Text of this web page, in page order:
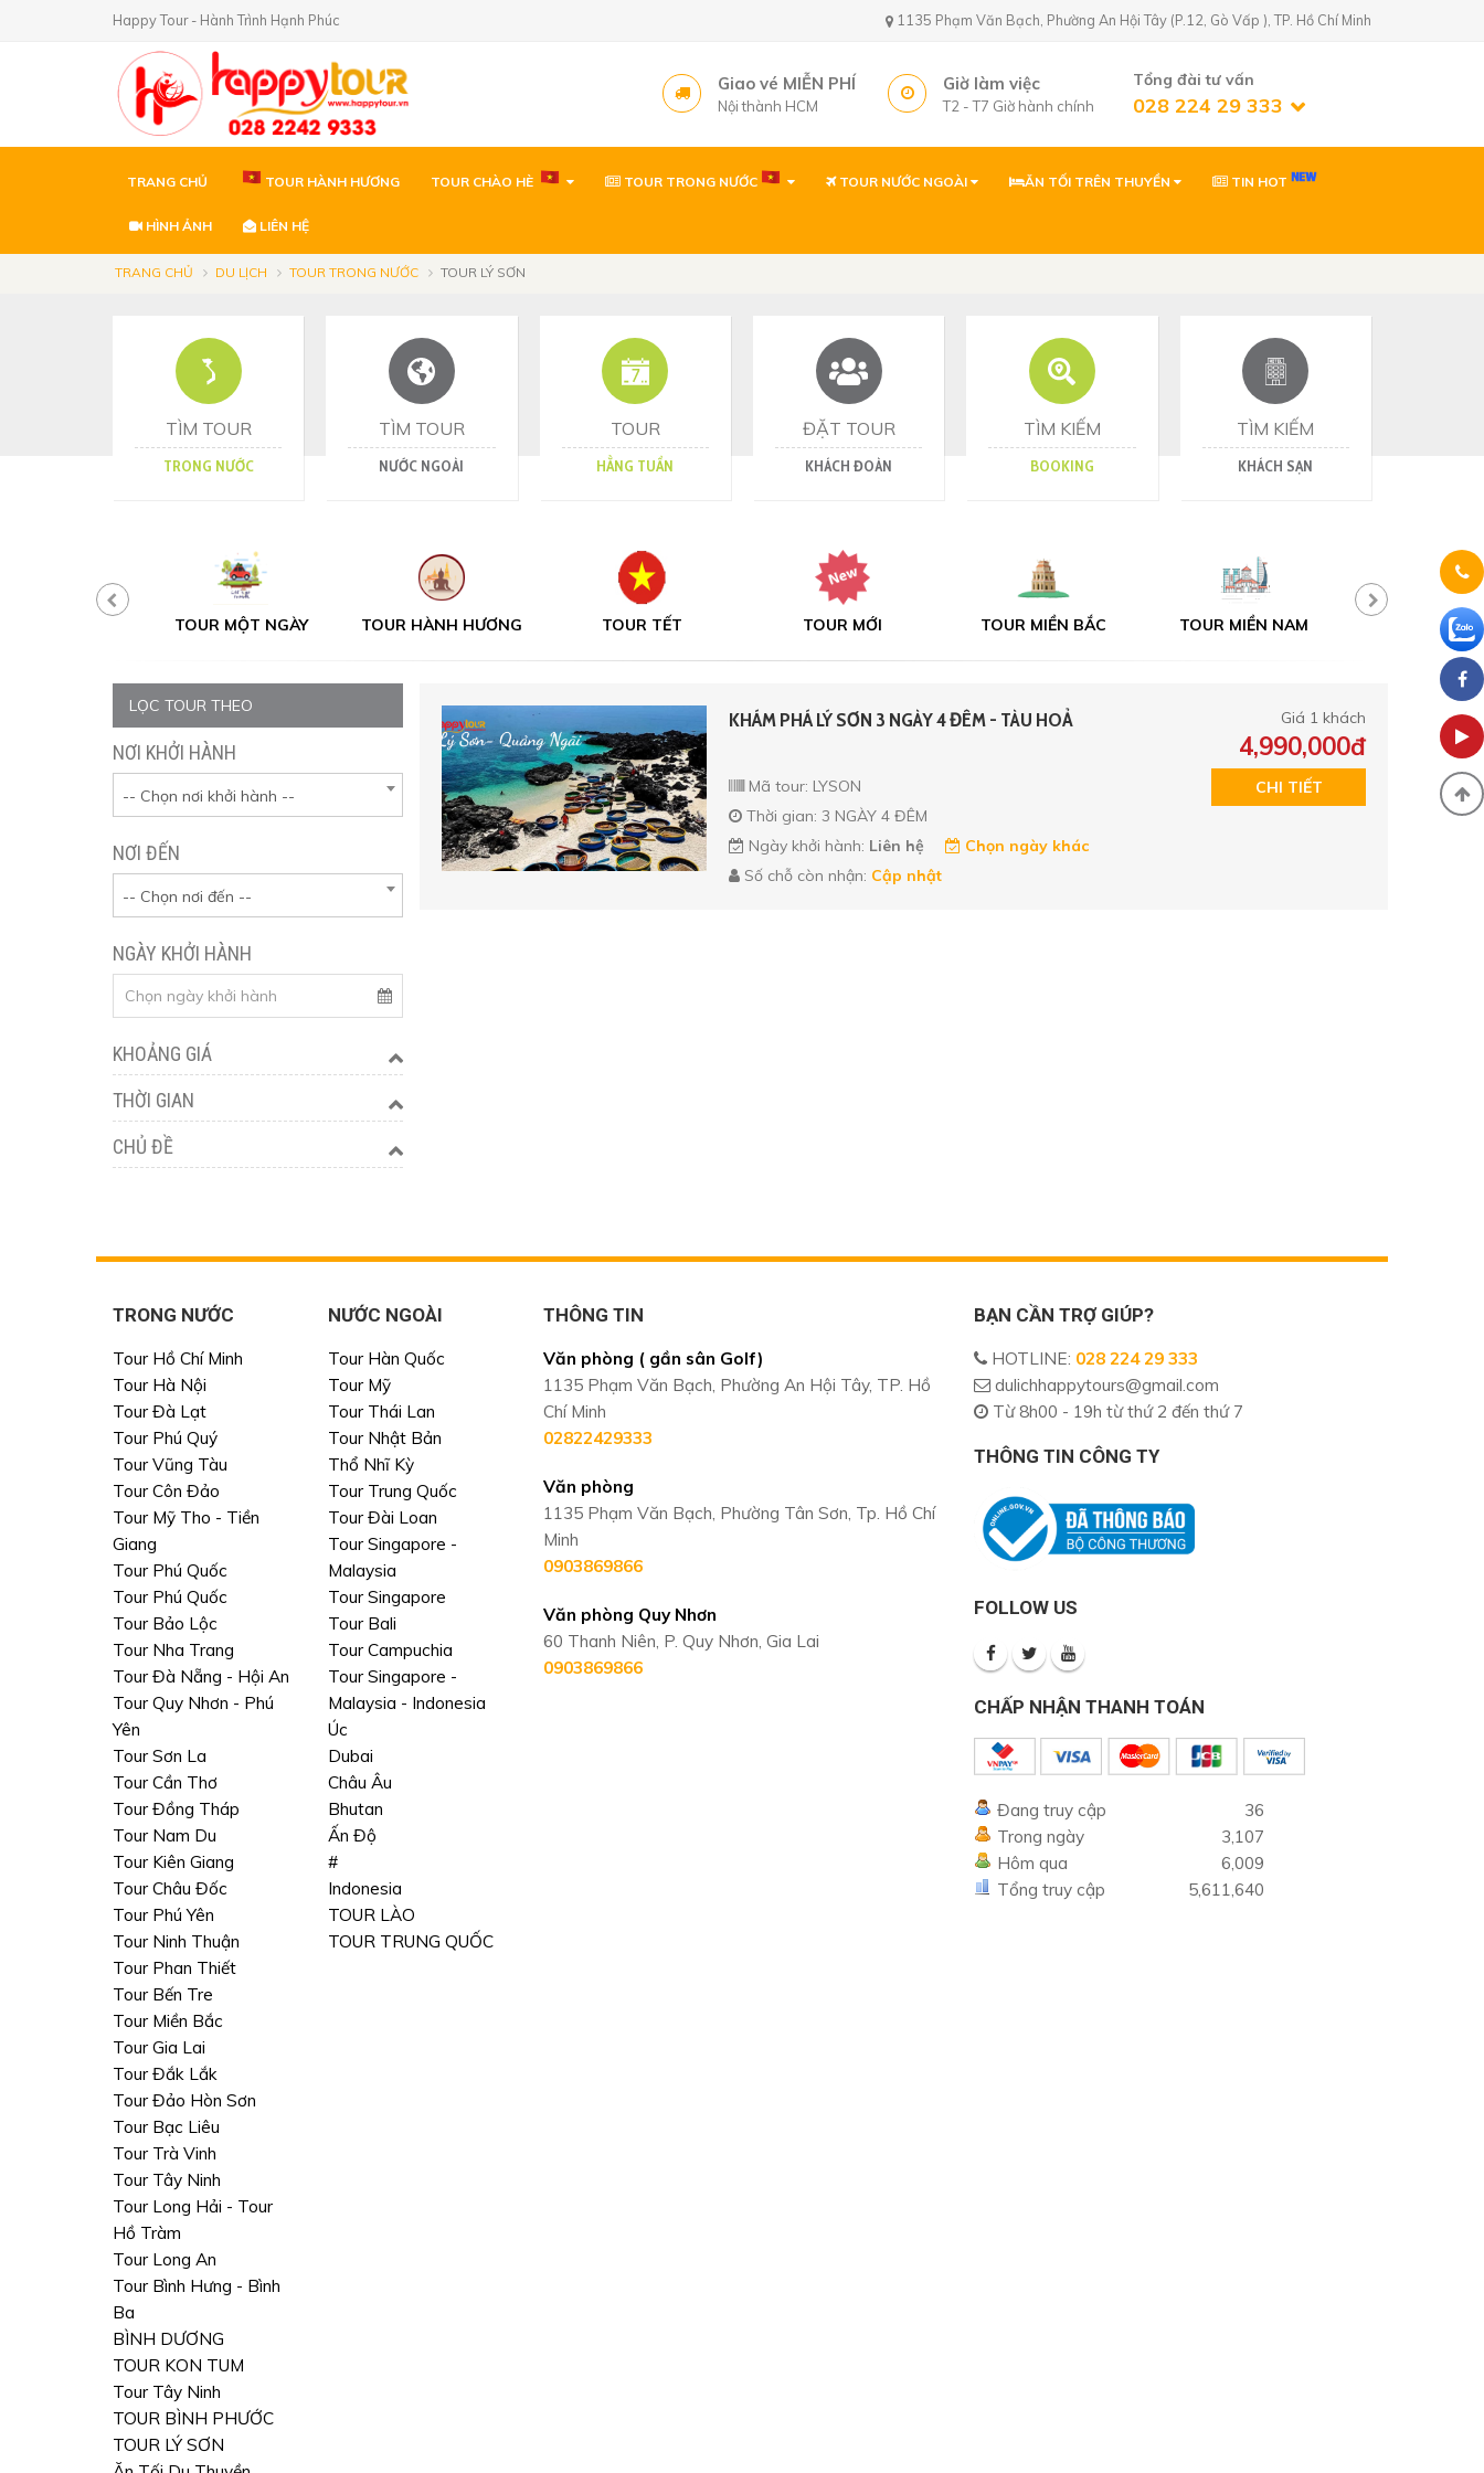
Happy Tour - Hành Trình Hạnh Phúc 1135 Phạm Văn Bạch, Phường An Hội Tây (P.12, Gò Vấp ), TP. Hồ Chí Minh
Giao vé MIỄN PHÍ
Nội thành HCM
Giờ làm việc
T2 - T7 Giờ hành chính
Tổng đài tư vấn
028 224 29 333
Văn phòng ( gần sân Golf) 02822429333
Tp. Hồ Chí Minh
Văn phòng Quy Nhơn
60 Thanh Niên, P. Quy Nhơn, Gia Lai
TRANG CHỦ TOUR HÀNH HƯƠNG TOUR CHÀO HÈ TOUR TRONG NƯỚC TOUR NƯỚC NGOÀI ĂN TỐI TRÊN THUYỀN TIN HOT
HÌNH ẢNH LIÊN HỆ
TRANG CHỦ DU LỊCH TOUR TRONG NƯỚC TOUR LÝ SƠN
TÌM TOUR
TRONG NƯỚC
TÌM TOUR
NƯỚC NGOÀI
TOUR
HẰNG TUẦN
ĐẶT TOUR
KHÁCH ĐOÀN
TÌM KIẾM
BOOKING
TÌM KIẾM
KHÁCH SẠN
TOUR MỘT NGÀY TOUR HÀNH HƯƠNG TOUR TẾT TOUR MỚI TOUR MIỀN BẮC TOUR MIỀN NAM TOUR ĐÀ
LỌC TOUR THEO
NƠI KHỞI HÀNH
-- Chọn nơi khởi hành --
NƠI ĐẾN
-- Chọn nơi đến --
NGÀY KHỞI HÀNH
KHOẢNG GIÁ
THỜI GIAN
CHỦ ĐỀ
KHÁM PHÁ LÝ SƠN 3 NGÀY 4 ĐÊM - TÀU HOẢ
Mã tour: LYSON
Thời gian: 3 NGÀY 4 ĐÊM
Ngày khởi hành: Liên hệ
Chọn ngày khác
Số chỗ còn nhận: Cập nhật
Giá 1 khách
4,990,000đ
CHI TIẾT
TRONG NƯỚC
Tour Hồ Chí Minh
Tour Hà Nội
Tour Đà Lạt
Tour Phú Quý
Tour Vũng Tàu
Tour Côn Đảo
Tour Mỹ Tho - Tiền
Giang
Tour Phú Quốc
Tour Phú Quốc
Tour Bảo Lộc
Tour Nha Trang
Tour Đà Nẵng - Hội An
Tour Quy Nhơn - Phú
Yên
Tour Sơn La
Tour Cần Thơ
Tour Đồng Tháp
Tour Nam Du
Tour Kiên Giang
Tour Châu Đốc
Tour Phú Yên
Tour Ninh Thuận
Tour Phan Thiết
Tour Bến Tre
Tour Miền Bắc
Tour Gia Lai
Tour Đắk Lắk
Tour Đảo Hòn Sơn
Tour Bạc Liêu
Tour Trà Vinh
Tour Tây Ninh
Tour Long Hải - Tour
Hồ Tràm
Tour Long An
Tour Bình Hưng - Bình
Ba
BÌNH DƯƠNG
TOUR KON TUM
Tour Tây Ninh
TOUR BÌNH PHƯỚC
TOUR LÝ SƠN
NƯỚC NGOÀI
Tour Hàn Quốc
Tour Mỹ
Tour Thái Lan
Tour Nhật Bản
Thổ Nhĩ Kỳ
Tour Trung Quốc
Tour Đài Loan
Tour Singapore -
Malaysia
Tour Singapore
Tour Bali
Tour Campuchia
Tour Singapore -
Malaysia - Indonesia
Úc
Dubai
Châu Âu
Bhutan
Ấn Độ
#
Indonesia
TOUR LÀO
TOUR TRUNG QUỐC
THÔNG TIN
Văn phòng ( gần sân Golf)
1135 Phạm Văn Bạch, Phường An Hội Tây, TP. Hồ
Chí Minh
02822429333
Văn phòng
1135 Phạm Văn Bạch, Phường Tân Sơn, Tp. Hồ Chí
Minh
0903869866
Văn phòng Quy Nhơn
60 Thanh Niên, P. Quy Nhơn, Gia Lai
0903869866
BẠN CẦN TRỢ GIÚP?
HOTLINE: 028 224 29 333
dulichhappytours@gmail.com
Từ 8h00 - 19h từ thứ 2 đến thứ 7
THÔNG TIN CÔNG TY
FOLLOW US
CHẤP NHẬN THANH TOÁN
Đang truy cập
36
Trong ngày
3,107
Hôm qua
6,009
Tổng truy cập
5,611,640